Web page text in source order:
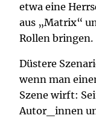
etwa eine
aus „Matrix“
Rollen bringen.
Düstere
wenn man
Szene wirft:
Autor_innen